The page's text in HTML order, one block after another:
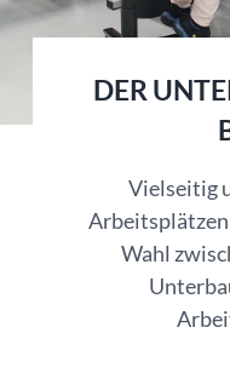
DER
Vielseitig
Arbeitsplätzen
Wahl